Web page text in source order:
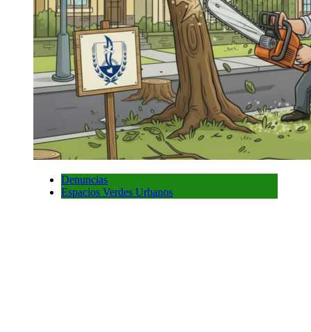
Denuncias
Espacios Verdes Urbanos